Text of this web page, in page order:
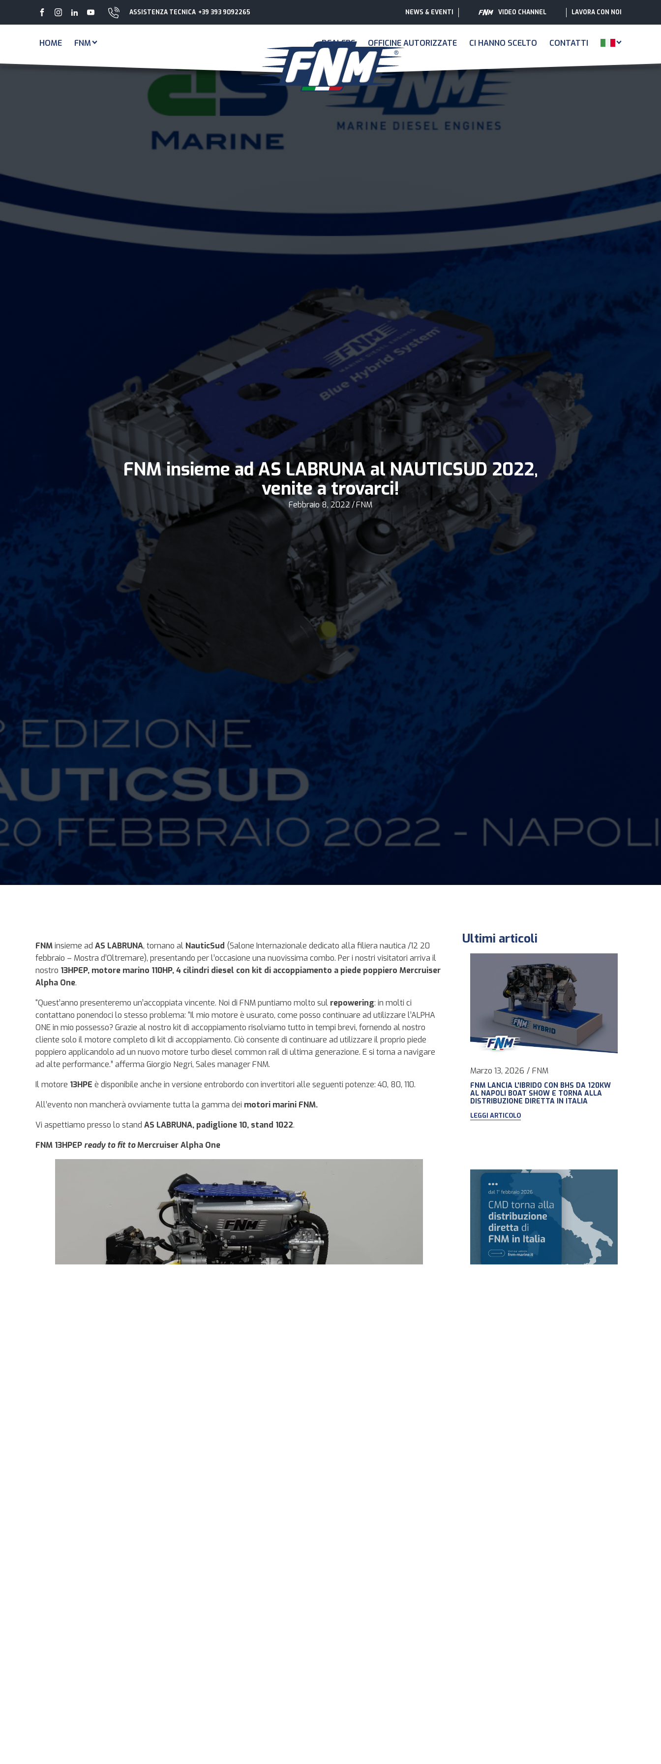
ASSISTENZA TECNICA +39 393 9092265 NEWS & EVENTI VIDEO CHANNEL LAVORA CON NOI
HOME FNM DEALERS OFFICINE AUTORIZZATE CI HANNO SCELTO CONTATTI
FNM insieme ad AS LABRUNA al NAUTICSUD 2022,
venite a trovarci!
Febbraio 8, 2022/FNM
FNMinsieme ad AS LABRUNA, tornano al NauticSud (Salone Internazionale dedicato alla filiera nautica /12 20
febbraio – Mostra d’Oltremare), presentando per l’occasione una nuovissima combo. Per i nostri visitatori arriva il
nostro 13HPEP, motore marino 110HP, 4 cilindri diesel con kit di accoppiamento a piede poppiero Mercruiser
Alpha One.
“Quest’anno presenteremo un’accoppiata vincente. Noi di FNM puntiamo molto sul repowering: in molti ci
contattano ponendoci lo stesso problema: “Il mio motore è usurato, come posso continuare ad utilizzare l’ALPHA
ONE in mio possesso? Grazie al nostro kit di accoppiamento risolviamo tutto in tempi brevi, fornendo al nostro
cliente solo il motore completo di kit di accoppiamento. Ciò consente di continuare ad utilizzare il proprio piede
poppiero applicandolo ad un nuovo motore turbo diesel common rail di ultima generazione. E si torna a navigare
ad alte performance.” afferma Giorgio Negri, Sales manager FNM.
Il motore 13HPE è disponibile anche in versione entrobordo con invertitori alle seguenti potenze: 40, 80, 110.
All’evento non mancherà ovviamente tutta la gamma dei motori marini FNM.
Vi aspettiamo presso lo stand AS LABRUNA, padiglione 10, stand 1022.
FNM 13HPEP ready to fit toMercruiser Alpha One
Ultimi articoli
Marzo 13, 2026 / FNM
FNM LANCIA L'IBRIDO CON BHS DA 120KW
AL NAPOLI BOAT SHOW E TORNA ALLA
DISTRIBUZIONE DIRETTA IN ITALIA
LEGGI ARTICOLO